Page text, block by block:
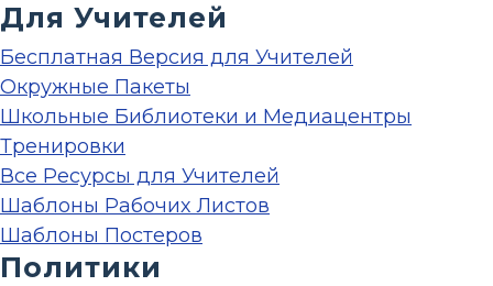
Для Учителей
Бесплатная Версия для Учителей
Окружные Пакеты
Школьные Библиотеки и Медиацентры
Тренировки
Все Ресурсы для Учителей
Шаблоны Рабочих Листов
Шаблоны Постеров
Политики